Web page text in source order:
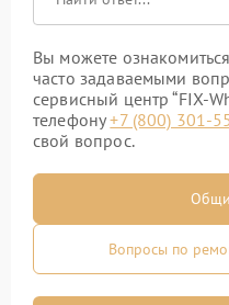
Вы можете
часто задаваемыми
сервисный центр “FIX-
телефону+7 (800) 301-
свой вопрос.
Вопросы по